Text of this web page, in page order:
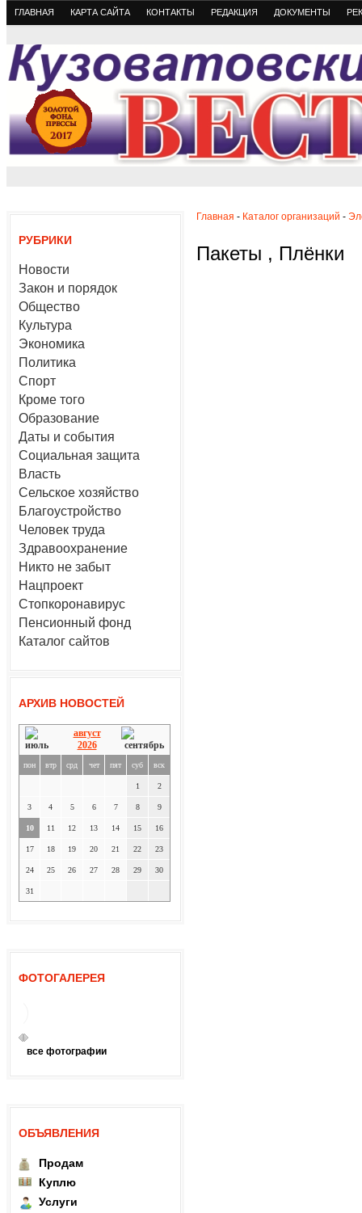
ГЛАВНАЯ КАРТА САЙТА КОНТАКТЫ РЕДАКЦИЯ ДОКУМЕНТЫ
РУБРИКИ
Новости
Закон и порядок
Общество
Культура
Экономика
Политика
Спорт
Кроме того
Образование
Даты и события
Социальная защита
Власть
Сельское хозяйство
Благоустройство
Человек труда
Здравоохранение
Никто не забыт
Нацпроект
Стопкоронавирус
Пенсионный фонд
Каталог сайтов
АРХИВ НОВОСТЕЙ
август
2026
пон втр срд чет пят суб вск
1 2
3 4 5 6 7 8 9
10 11 12 13 14 15 16
17 18 19 20 21 22 23
24 25 26 27 28 29 30
31
ФОТОГАЛЕРЕЯ
все фотографии
ОБЪЯВЛЕНИЯ
Продам
Куплю
Услуги
Главная - Каталог организаций -
Пакеты , Плёнки